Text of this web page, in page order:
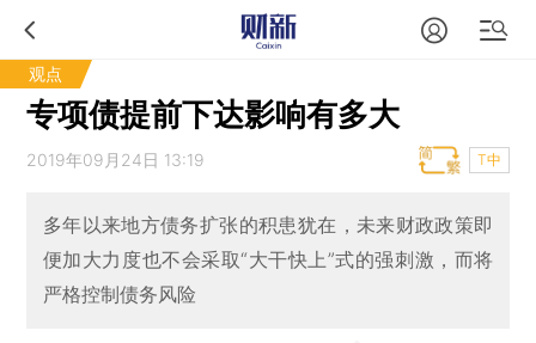
观点
专项债提前下达影响有多大
2019年09月24日 13:19 T中
多年以来地方债务扩张的积患犹在，未来财政政策即
便加大力度也不会采取“大干快上”式的强刺激，而将
严格控制债务风险